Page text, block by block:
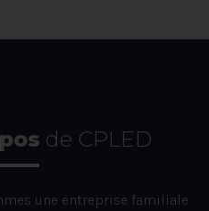
de CPLED
une entreprise familiale